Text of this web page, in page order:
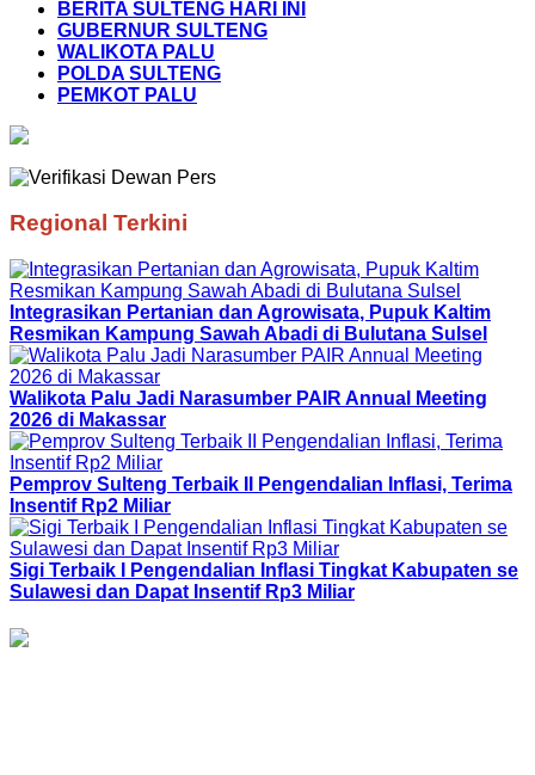
BERITA SULTENG HARI INI
GUBERNUR SULTENG
WALIKOTA PALU
POLDA SULTENG
PEMKOT PALU
Regional Terkini
Integrasikan Pertanian dan Agrowisata, Pupuk Kaltim
Resmikan Kampung Sawah Abadi di Bulutana Sulsel
Walikota Palu Jadi Narasumber PAIR Annual Meeting
2026 di Makassar
Pemprov Sulteng Terbaik II Pengendalian Inflasi, Terima
Insentif Rp2 Miliar
Sigi Terbaik I Pengendalian Inflasi Tingkat Kabupaten se
Sulawesi dan Dapat Insentif Rp3 Miliar